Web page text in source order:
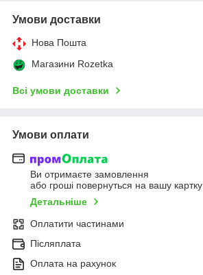
Умови доставки
Нова Пошта
Магазини Rozetka
Всі умови доставки
Умови оплати
Ви отримаєте замовлення
або гроші повернуться на вашу картку
Детальніше
Оплатити частинами
Післяплата
Оплата на рахунок